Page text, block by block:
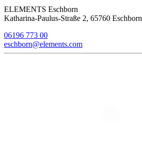
ELEMENTS Eschborn
Katharina-Paulus-Straße 2, 65760 Eschborn
06196 773 00
eschborn@elements.com